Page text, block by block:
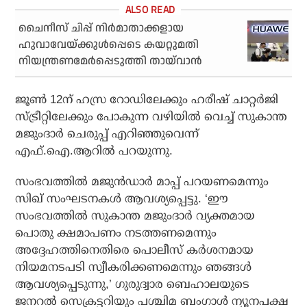
ചൈനീസ് ചിപ്പ് നിര്‍മാതാക്കളായ
ഹുവാവേയ്ക്കുള്‍പ്പെടെ കയറ്റുമതി
നിയന്ത്രണമേര്‍പ്പെടുത്തി തായ്‌വാന്‍
ജൂൺ 12ന് ഹസ്ര റോഡിലേക്കും ഹരീഷ് ചാറ്റർജി
സ്ട്രീറ്റിലേക്കും പോകുന്ന വഴിയിൽ വെച്ച് സുകാന്ത
മജുംദാർ ചെരുപ്പ് എറിഞ്ഞുവെന്ന്
എഫ്‌.ഐ.ആറിൽ പറയുന്നു.
സംഭവത്തിൽ മജുൻഡാർ മാപ്പ് പറയണമെന്നും
സിഖ് സംഘടനകൾ ആവശ്യപ്പെട്ടു. ‘ഈ
സംഭവത്തിൽ സുകാന്ത മജുംദാർ വ്യക്തമായ
പൊതു ക്ഷമാപണം നടത്തണമെന്നും
അദ്ദേഹത്തിനെതിരെ പൊലീസ് കർശനമായ
നിയമനടപടി സ്വീകരിക്കണമെന്നും ഞങ്ങൾ
ആവശ്യപ്പെടുന്നു,’ ഗുരുദ്വാര ബെഹാലയുടെ
ജനറൽ സെക്രട്ടറിയും പശ്ചിമ ബംഗാൾ ന്യൂനപക്ഷ